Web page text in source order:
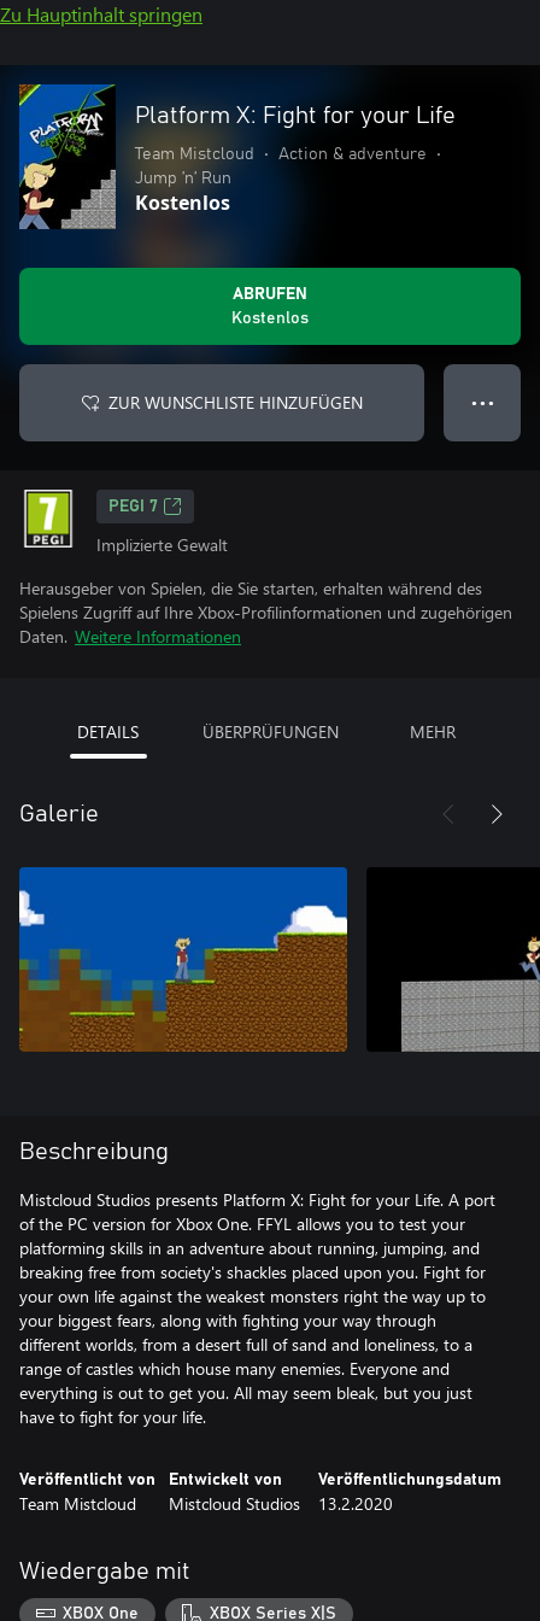
Zu Hauptinhalt springen
Platform X: Fight for your Life
Team Mistcloud • Action & adventure
•
Jump ’n’ Run
Kostenlos
ABRUFEN
Kostenlos
ZUR WUNSCHLISTE HINZUFÜGEN ● ● ●
PEGI 7
Implizierte Gewalt
Herausgeber von Spielen, die Sie starten, erhalten während des
Spielens Zugriff auf Ihre Xbox-Profilinformationen und zugehörigen
Daten. Weitere Informationen
DETAILS ÜBERPRÜFUNGEN MEHR
Galerie
Beschreibung
Mistcloud Studios presents Platform X: Fight for your Life. A port
of the PC version for Xbox One. FFYL allows you to test your
platforming skills in an adventure about running, jumping, and
breaking free from society's shackles placed upon you. Fight for
your own life against the weakest monsters right the way up to
your biggest fears, along with fighting your way through
different worlds, from a desert full of sand and loneliness, to a
range of castles which house many enemies. Everyone and
everything is out to get you. All may seem bleak, but you just
have to fight for your life.
Veröffentlicht von
Team Mistcloud
Entwickelt von
Mistcloud Studios
Veröffentlichungsdatum
13.2.2020
Wiedergabe mit
XBOX One XBOX Series X|S